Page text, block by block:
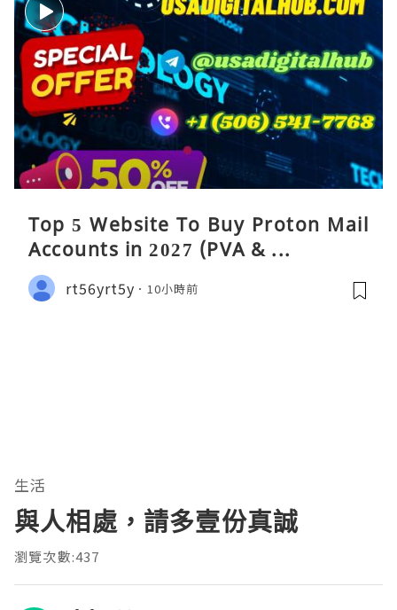
Top 5 Website To Buy Proton Mail
Accounts in 2027 (PVA & ...
rt56yrt5y 10小時前
生活
與人相處，請多壹份真誠
瀏覽次數:437